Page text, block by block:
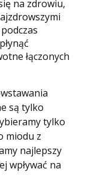
na zdrowiu,
łączonych
są tylko
tylko
miodu z
najlepszy
wpływać na